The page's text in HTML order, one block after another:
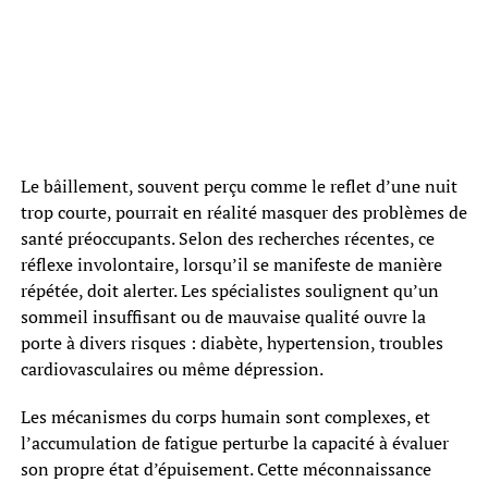
Le bâillement, souvent perçu comme le reflet d’une nuit
trop courte, pourrait en réalité masquer des problèmes de
santé préoccupants. Selon des recherches récentes, ce
réflexe involontaire, lorsqu’il se manifeste de manière
répétée, doit alerter. Les spécialistes soulignent qu’un
sommeil insuffisant ou de mauvaise qualité ouvre la
porte à divers risques : diabète, hypertension, troubles
cardiovasculaires ou même dépression.
Les mécanismes du corps humain sont complexes, et
l’accumulation de fatigue perturbe la capacité à évaluer
son propre état d’épuisement. Cette méconnaissance